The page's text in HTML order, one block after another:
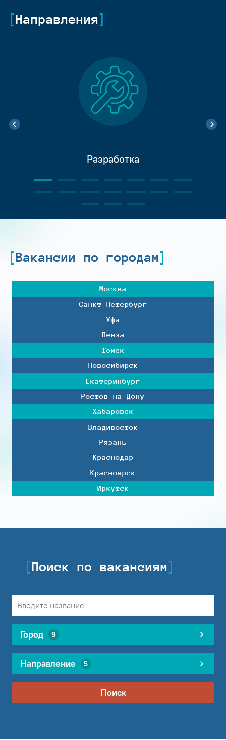
Направления
Разработка
Вакансии по городам
Москва
Санкт-Петербург
Уфа
Пенза
Томск
Новосибирск
Екатеринбург
Ростов-на-Дону
Хабаровск
Владивосток
Рязань
Краснодар
Красноярск
Иркутск
Поиск по вакансиям
Город 9
Направление 5
Поиск